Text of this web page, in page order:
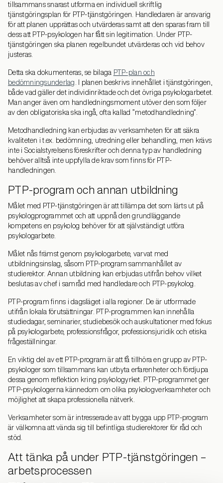
tillsammans snarast utforma en individuell skriftlig
tjänstgöringsplan för PTP-tjänstgöringen. Handledaren är ansvarig
för att planen upprättas och utvärderas samt att den sparas fram till
dess att PTP-psykologen har fått sin legitimation. Under PTP-
tjänstgöringen ska planen regelbundet utvärderas och vid behov
justeras.
Detta ska dokumenteras, se bilaga PTP-plan och
bedömningsunderlag
. I planen beskrivs innehållet i tjänstgöringen,
både vad gäller det individinriktade och det övriga psykologarbetet.
Man anger även om handledningsmoment utöver den som följer
av den obligatoriska ska ingå, ofta kallad ”metodhandledning”.
Metodhandledning kan erbjudas av verksamheten för att säkra
kvaliteten i t.ex. bedömning, utredning eller behandling, men krävs
inte i Socialstyrelsens föreskrifter och denna typ av handledning
behöver alltså inte uppfylla de krav som finns för PTP-
handledningen.
PTP-program och annan utbildning
Målet med PTP-tjänstgöringen är att tillämpa det som lärts ut på
psykologprogrammet och att uppnå den grundläggande
kompetens en psykolog behöver för att självständigt utföra
psykologarbete.
Målet nås främst genom psykologarbete, varvat med
utbildningsinslag, såsom PTP-program sammanhållet av
studierektor. Annan utbildning kan erbjudas utifrån behov vilket
beslutas av chef i samråd med handledare och PTP-psykolog.
PTP-program finns i dagsläget i alla regioner. De är utformade
utifrån lokala förutsättningar. PTP-programmen kan innehålla
studiedagar, seminarier, studiebesök och auskultationer med fokus
på psykologarbete, professionsfrågor, professionsjuridik och etiska
frågeställningar.
En viktig del av ett PTP-program är att få tillhöra en grupp av PTP-
psykologer som tillsammans kan utbyta erfarenheter och fördjupa
dessa genom reflektion kring psykologyrket. PTP-programmet ger
PTP-psykologerna kännedom om olika psykologverksamheter och
möjlighet att skapa professionella nätverk.
Verksamheter som är intresserade av att bygga upp PTP-program
är välkomna att vända sig till befintliga studierektorer för råd och
stöd.
Att tänka på under PTP-tjänstgöringen –
arbetsprocessen